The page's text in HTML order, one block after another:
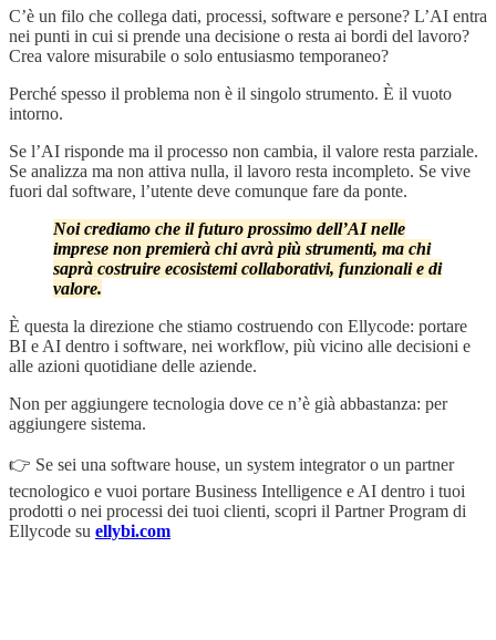
C’è un filo che collega dati, processi, software e persone? L’AI entra
nei punti in cui si prende una decisione o resta ai bordi del lavoro?
Crea valore misurabile o solo entusiasmo temporaneo?
Perché spesso il problema non è il singolo strumento. È il vuoto
intorno.
Se l’AI risponde ma il processo non cambia, il valore resta parziale.
Se analizza ma non attiva nulla, il lavoro resta incompleto. Se vive
fuori dal software, l’utente deve comunque fare da ponte.
Noi crediamo che il futuro prossimo dell’AI nelle
imprese non premierà chi avrà più strumenti, ma chi
saprà costruire ecosistemi collaborativi, funzionali e di
valore.
È questa la direzione che stiamo costruendo con Ellycode: portare
BI e AI dentro i software, nei workflow, più vicino alle decisioni e
alle azioni quotidiane delle aziende.
Non per aggiungere tecnologia dove ce n’è già abbastanza: per
aggiungere sistema.
👉 Se sei una software house, un system integrator o un partner
tecnologico e vuoi portare Business Intelligence e AI dentro i tuoi
prodotti o nei processi dei tuoi clienti, scopri il Partner Program di
Ellycode su ellybi.com